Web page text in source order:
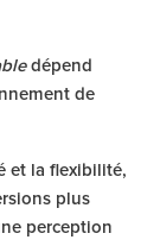
dépend
de
et la flexibilité,
plus
perception